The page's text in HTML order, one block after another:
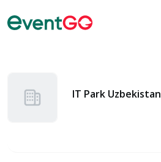
IT Park Uzbekistan